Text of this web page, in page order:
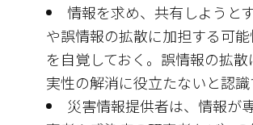
情報を求め、共有しようと
や誤情報の拡散に加担する可
を自覚しておく。誤情報の拡
実性の解消に役立たないと認識
災害情報提供者は、情報が